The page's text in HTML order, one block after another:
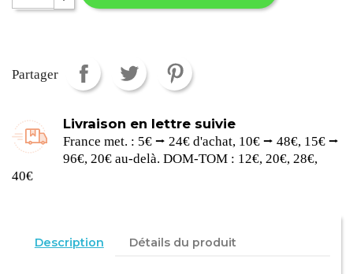
Partager
Livraison en lettre suivie
France met. : 5€ ⭢ 24€ d'achat, 10€ ⭢ 48€, 15€ ⭢
96€, 20€ au-delà. DOM-TOM : 12€, 20€, 28€,
40€
Description Détails du produit